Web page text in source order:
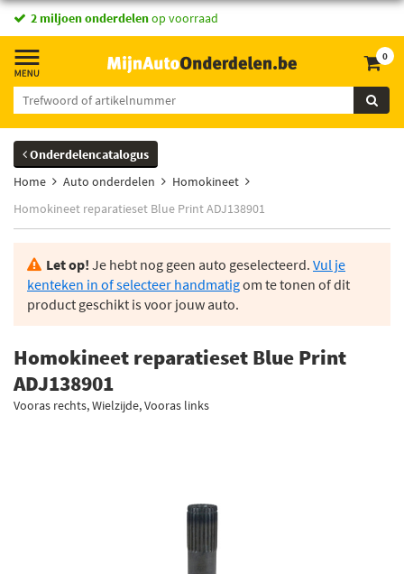
2 miljoen onderdelenop voorraad
0
Onderdelencatalogus
Home
Auto onderdelen
Homokineet
Homokineet reparatieset Blue Print ADJ138901
Let op! Je hebt nog geen auto geselecteerd. Vul je
kenteken in of selecteer handmatigom te tonen of dit
product geschikt is voor jouw auto.
Homokineet reparatieset Blue Print
ADJ138901
Vooras rechts, Wielzijde, Vooras links